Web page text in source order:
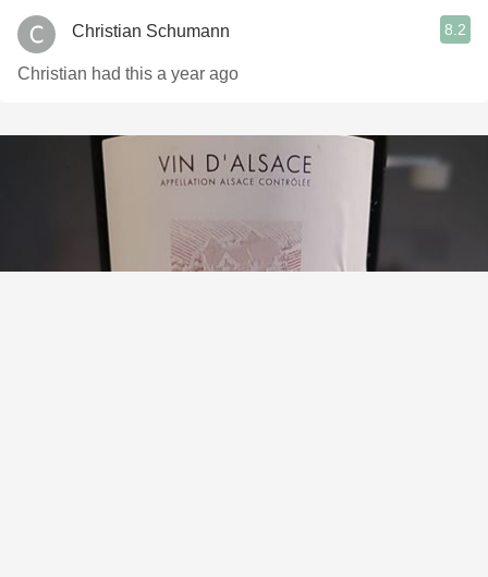
Christian Schumann 8.2
Christian had this a year ago